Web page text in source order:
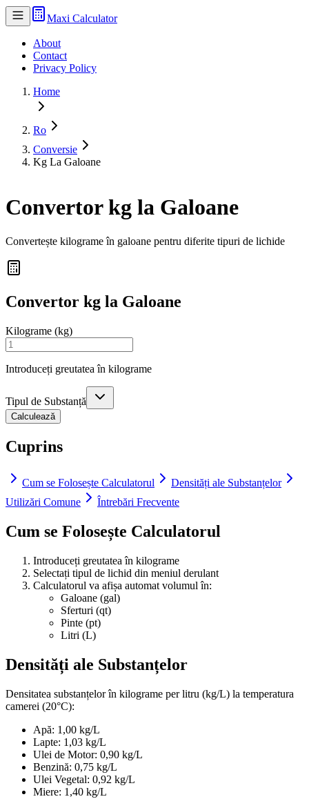
Maxi Calculator
About
Contact
Privacy Policy
Home
Ro
Conversie
Kg La Galoane
Convertor kg la Galoane
Convertește kilograme în galoane pentru diferite tipuri de lichide
Convertor kg la Galoane
Kilograme (kg)
Introduceți greutatea în kilograme
Tipul de Substanță
Calculează
Cuprins
Cum se Folosește Calculatorul
Densități ale Substanțelor
Utilizări Comune
Întrebări Frecvente
Cum se Folosește Calculatorul
Introduceți greutatea în kilograme
Selectați tipul de lichid din meniul derulant
Calculatorul va afișa automat volumul în:
Galoane (gal)
Sferturi (qt)
Pinte (pt)
Litri (L)
Densități ale Substanțelor
Densitatea substanțelor în kilograme per litru (kg/L) la temperatura
camerei (20°C):
Apă: 1,00 kg/L
Lapte: 1,03 kg/L
Ulei de Motor: 0,90 kg/L
Benzină: 0,75 kg/L
Ulei Vegetal: 0,92 kg/L
Miere: 1,40 kg/L